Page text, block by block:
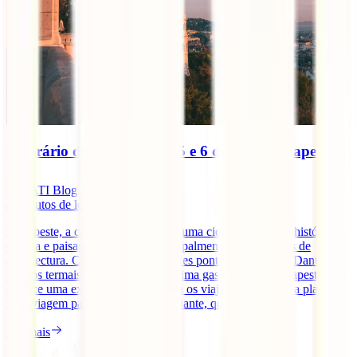
Itinerário de viagem de 4, 5 e 6 dias em Budapeste
IATI Blog
minutos de leitura
Budapeste, a capital da Hungria, é uma cidade repleta de história,
cultura e paisagens incríveis, principalmente para amantes de
arquitectura. Com as impressionantes pontes sobre o Rio Danúbio,
banhos termais relaxantes e uma ótima gastronomia, Budapeste
oferece uma experiência única para os viajantes. Se estás a planear
uma viagem para esta cidade fascinante, quer tenhas [...]
Ler mais